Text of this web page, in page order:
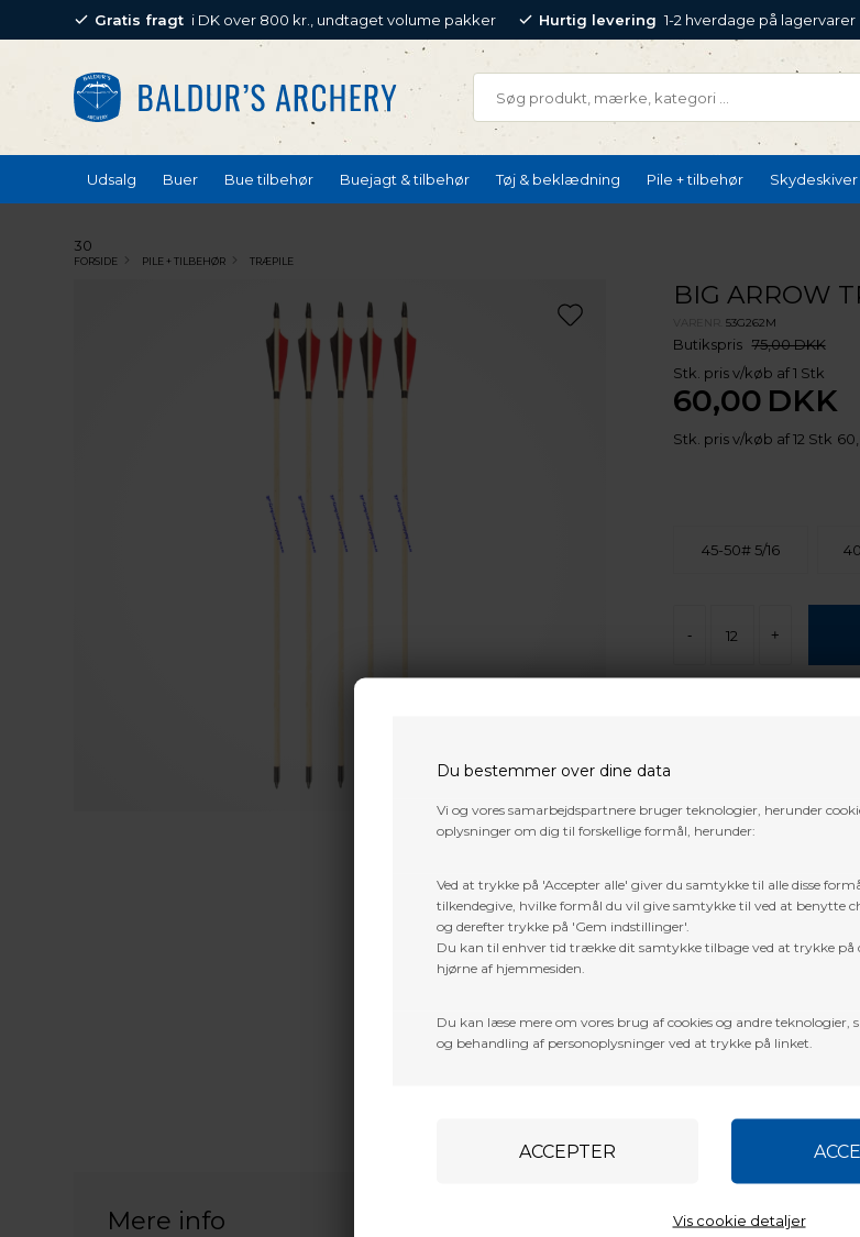
Du bestemmer over dine data
Vi og vores samarbejdspartnere bruger teknologier, herunder
oplysninger om dig til forskellige formål, herunder:
Ved at trykke på 'Accepter alle' giver du samtykke til alle disse
tilkendegive, hvilke formål du vil give samtykke til ved at benytte
og derefter trykke på 'Gem indstillinger'.
Du kan til enhver tid trække dit samtykke tilbage ved at trykke på
hjørne af hjemmesiden.
Du kan læse mere om vores brug af cookies og andre teknologier,
og behandling af personoplysninger ved at trykke på linket.
Vis cookie detaljer
Gratis fragt i DK over 800 kr., undtaget volume pakker Hurtig levering 1-2 hverdage på lagervarer
Udsalg Buer Bue tilbehør Buejagt & tilbehør Tøj & beklædning Pile + tilbehør
30
FORSIDE PILE + TILBEHØR TRÆPILE
BIG ARROW
53G262M
Butikspris 75,00 DKK
Stk. pris v/køb af 1 Stk
60,00 DKK
Stk. pris v/køb af 12 Stk
45-50# 5/16
- +
Mere info